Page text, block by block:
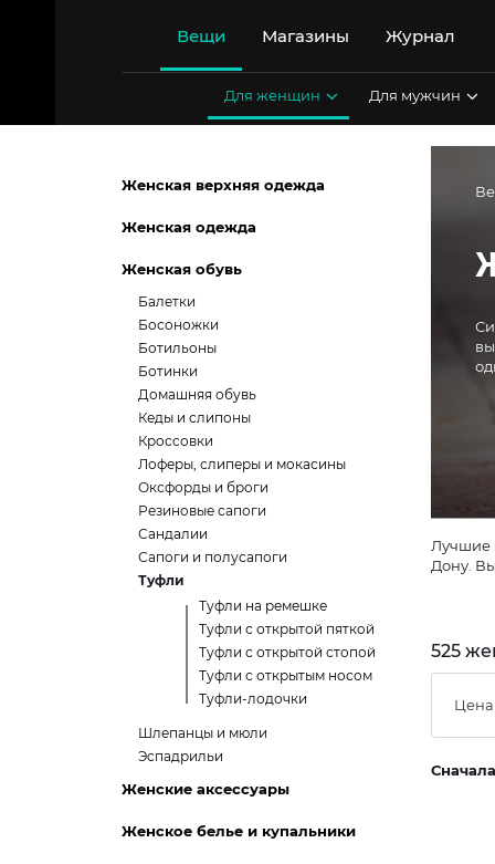
Вещи Магазины Журнал
Для женщин Для мужчин
Лучшие
Дону.
525
Цена
Женская верхняя одежда
Женская одежда
Женская обувь
Балетки
Босоножки
Ботильоны
Ботинки
Домашняя обувь
Кеды и слипоны
Кроссовки
Лоферы, слиперы и мокасины
Оксфорды и броги
Резиновые сапоги
Сандалии
Сапоги и полусапоги
Туфли
Туфли на ремешке
Туфли с открытой пяткой
Туфли с открытой стопой
Туфли с открытым носом
Туфли-лодочки
Шлепанцы и мюли
Эспадрильи
Женские аксессуары
Женское белье и купальники